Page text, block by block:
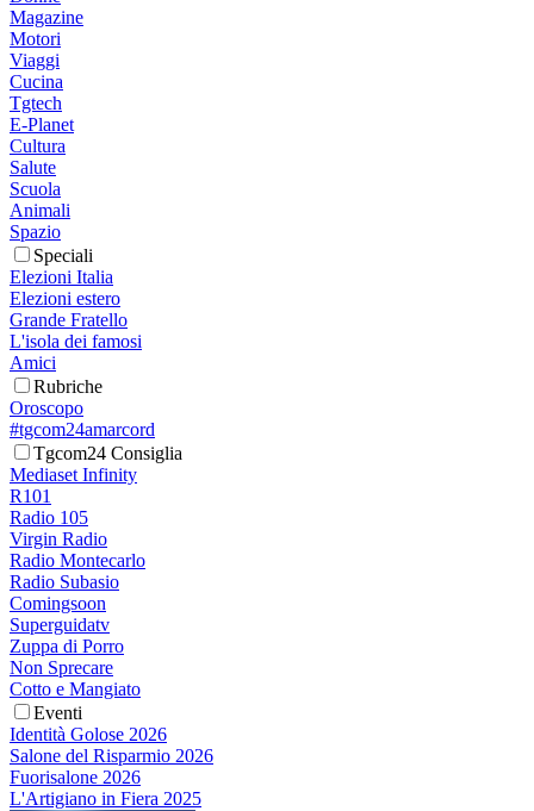
Magazine
Motori
Viaggi
Cucina
Tgtech
E-Planet
Cultura
Salute
Scuola
Animali
Spazio
Speciali
Elezioni Italia
Elezioni estero
Grande Fratello
L'isola dei famosi
Amici
Rubriche
Oroscopo
#tgcom24amarcord
Tgcom24 Consiglia
Mediaset Infinity
R101
Radio 105
Virgin Radio
Radio Montecarlo
Radio Subasio
Comingsoon
Superguidatv
Zuppa di Porro
Non Sprecare
Cotto e Mangiato
Eventi
Identità Golose 2026
Salone del Risparmio 2026
Fuorisalone 2026
L'Artigiano in Fiera 2025